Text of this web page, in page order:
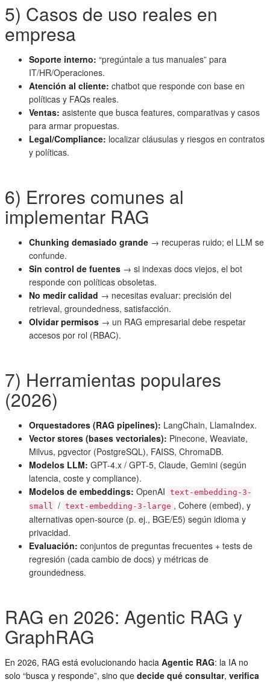
5) Casos de uso reales en
empresa
Soporte interno: “pregúntale a tus manuales” para
IT/HR/Operaciones.
Atención al cliente: chatbot que responde con base en
políticas y FAQs reales.
Ventas: asistente que busca features, comparativas y casos
para armar propuestas.
Legal/Compliance: localizar cláusulas y riesgos en contratos
y políticas.
6) Errores comunes al
implementar RAG
Chunking demasiado grande → recuperas ruido; el LLM se
confunde.
Sin control de fuentes → si indexas docs viejos, el bot
responde con políticas obsoletas.
No medir calidad → necesitas evaluar: precisión del
retrieval, groundedness, satisfacción.
Olvidar permisos → un RAG empresarial debe respetar
accesos por rol (RBAC).
7) Herramientas populares
(2026)
Orquestadores (RAG pipelines): LangChain, LlamaIndex.
Vector stores (bases vectoriales): Pinecone, Weaviate,
Milvus, pgvector (PostgreSQL), FAISS, ChromaDB.
Modelos LLM: GPT-4.x / GPT-5, Claude, Gemini (según
latencia, coste y compliance).
Modelos de embeddings: OpenAI text-embedding-3-
small / text-embedding-3-large , Cohere (embed), y
alternativas open-source (p. ej., BGE/E5) según idioma y
privacidad.
Evaluación: conjuntos de preguntas frecuentes + tests de
regresión (cada cambio de docs) y métricas de
groundedness.
RAG en 2026: Agentic RAG y
GraphRAG
En 2026, RAG está evolucionando hacia Agentic RAG: la IA no
solo “busca y responde”, sino que decide qué consultar, verifica